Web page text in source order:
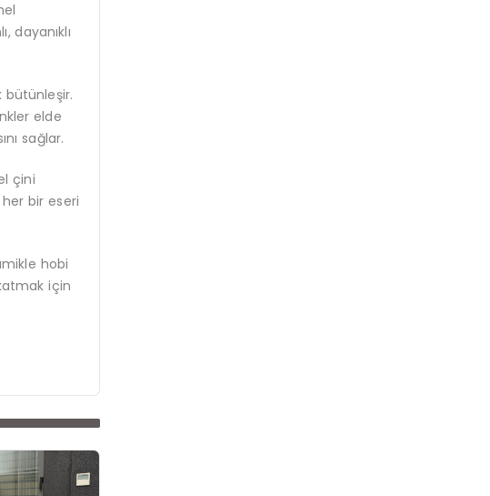
dayanıklı
bütünleşir.
elde
sağlar.
çini
bir eseri
hobi
için